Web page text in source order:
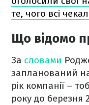
те, чого всі
Що відомо
За словами
запланований
рік компанії –
року до березня